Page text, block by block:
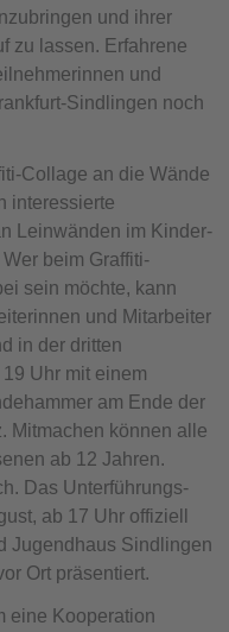
und ihrer
zu lassen. Erfahrene
und
Sindlingen noch
Collage an die Wände
interessierte
Leinwänden im Kinder-
beim Graffiti-
sein möchte, kann
und Mitarbeiter
in der dritten
Uhr mit einem
am Ende der
Mitmachen können alle
ab 12 Jahren.
Das Unterführungs-
ab 17 Uhr offiziell
Jugendhaus Sindlingen
Ort präsentiert.
eine Kooperation